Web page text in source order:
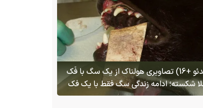
تولد یک گکوی دو سر در پنسیلوانیا